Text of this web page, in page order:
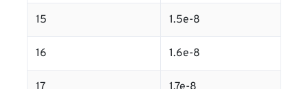
15 1.5e-8
16 1.6e-8